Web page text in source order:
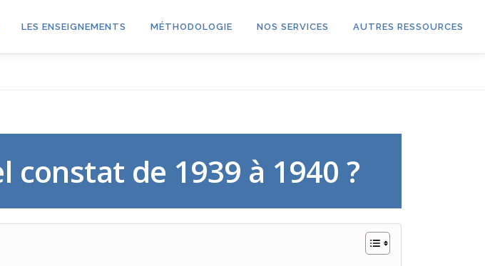
LES ENSEIGNEMENTS MÉTHODOLOGIE NOS SERVICES AUTRES RESSOURCES
constat de 1939 à 1940 ?